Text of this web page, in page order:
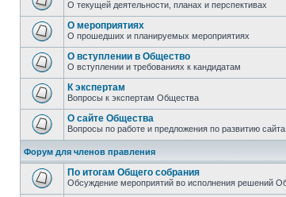
О текущей деятельности, планах и перспективах
О мероприятиях
О прошедших и планируемых мероприятиях
О вступлении в Общество
О вступлении и требованиях к кандидатам
К экспертам
Вопросы к экспертам Общества
О сайте Общества
Вопросы по работе и предложения по развитию
Форум для членов правления
По итогам Общего собрания
Обсуждение мероприятий во исполнения решений